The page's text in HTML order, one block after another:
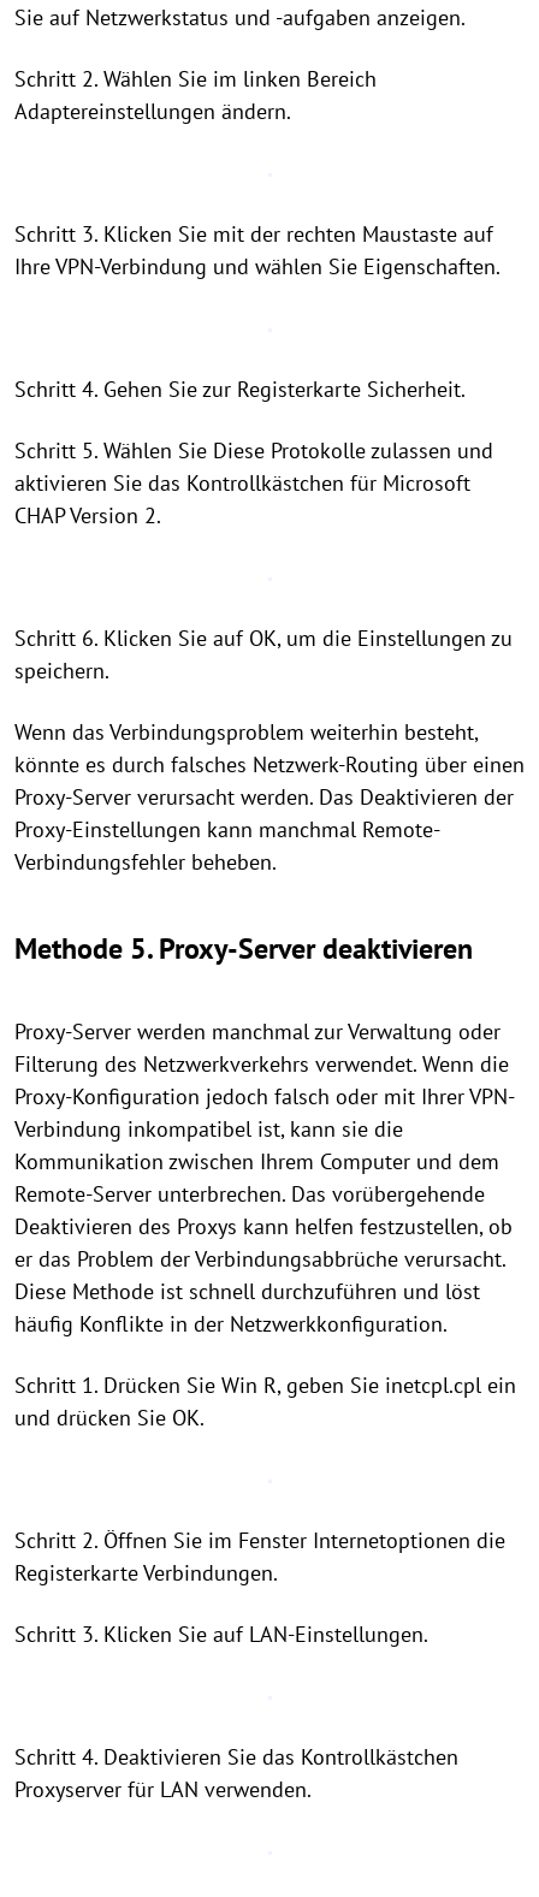
Sie auf Netzwerkstatus und -aufgaben anzeigen.
Schritt 2. Wählen Sie im linken Bereich
Adaptereinstellungen ändern.
Schritt 3. Klicken Sie mit der rechten Maustaste auf
Ihre VPN-Verbindung und wählen Sie Eigenschaften.
Schritt 4. Gehen Sie zur Registerkarte Sicherheit.
Schritt 5. Wählen Sie Diese Protokolle zulassen und
aktivieren Sie das Kontrollkästchen für Microsoft
CHAP Version 2.
Schritt 6. Klicken Sie auf OK, um die Einstellungen zu
speichern.
Wenn das Verbindungsproblem weiterhin besteht,
könnte es durch falsches Netzwerk-Routing über einen
Proxy-Server verursacht werden. Das Deaktivieren der
Proxy-Einstellungen kann manchmal Remote-
Verbindungsfehler beheben.
Methode 5. Proxy-Server deaktivieren
Proxy-Server werden manchmal zur Verwaltung oder
Filterung des Netzwerkverkehrs verwendet. Wenn die
Proxy-Konfiguration jedoch falsch oder mit Ihrer VPN-
Verbindung inkompatibel ist, kann sie die
Kommunikation zwischen Ihrem Computer und dem
Remote-Server unterbrechen. Das vorübergehende
Deaktivieren des Proxys kann helfen festzustellen, ob
er das Problem der Verbindungsabbrüche verursacht.
Diese Methode ist schnell durchzuführen und löst
häufig Konflikte in der Netzwerkkonfiguration.
Schritt 1. Drücken Sie Win R, geben Sie inetcpl.cpl ein
und drücken Sie OK.
Schritt 2. Öffnen Sie im Fenster Internetoptionen die
Registerkarte Verbindungen.
Schritt 3. Klicken Sie auf LAN-Einstellungen.
Schritt 4. Deaktivieren Sie das Kontrollkästchen
Proxyserver für LAN verwenden.